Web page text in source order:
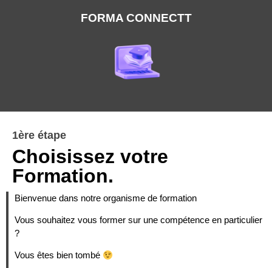
FORMA CONNECTT
1ère étape
Choisissez votre
Formation.
Bienvenue dans notre organisme de formation
Vous souhaitez vous former sur une compétence en particulier
?
Vous êtes bien tombé